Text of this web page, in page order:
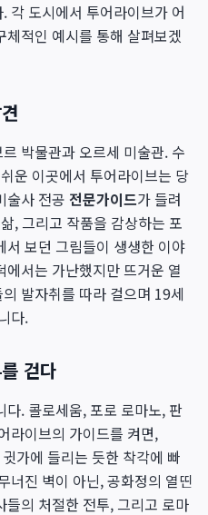
각 도시에서 투어라이브가 어
적인 예시를 통해 살펴보겠
박물관과 오르세 미술관. 수
운 이곳에서 투어라이브는 당
술사 전공 전문가이드가 들려
, 그리고 작품을 감상하는 포
보던 그림들이 생생한 이야
서는 가난했지만 뜨거운 열
발자취를 따라 걸으며 19세
다.
걷다
. 콜로세움, 포로 로마노, 판
라이브의 가이드를 켜면,
가에 들리는 듯한 착각에 빠
너진 벽이 아닌, 공화정의 열띤
의 처절한 전투, 그리고 로마